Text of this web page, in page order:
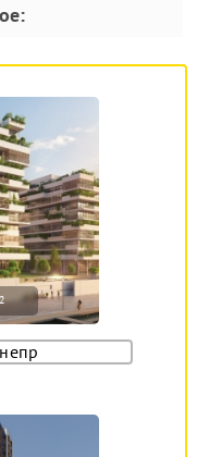
2